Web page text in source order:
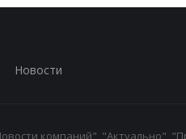
Новости
компаний", "Актуально",